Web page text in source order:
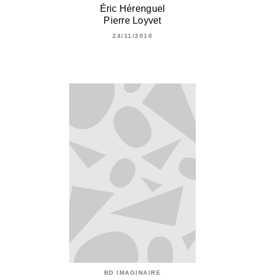
Éric Hérenguel
Pierre Loyvet
24/11/2010
BD IMAGINAIRE